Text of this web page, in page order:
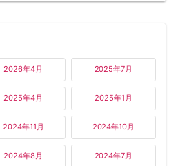
2026年4月 2025年7月
2025年4月 2025年1月
2024年11月 2024年10月
2024年8月 2024年7月